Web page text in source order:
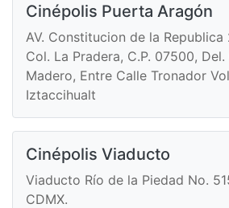
Cinépolis Puerta Aragón
AV. Constitucion de la Republica
Col. La Pradera, C.P. 07500,
Madero, Entre Calle Tronador
Iztaccihualt
Cinépolis Viaducto
Viaducto Río de la Piedad No.
CDMX.